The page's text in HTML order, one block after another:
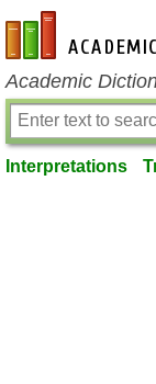
en-academic.com
Academic
Interpretations